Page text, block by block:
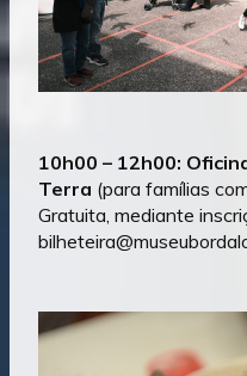
10h00 – 12h00:
Terra (para famílias
Gratuita, mediante